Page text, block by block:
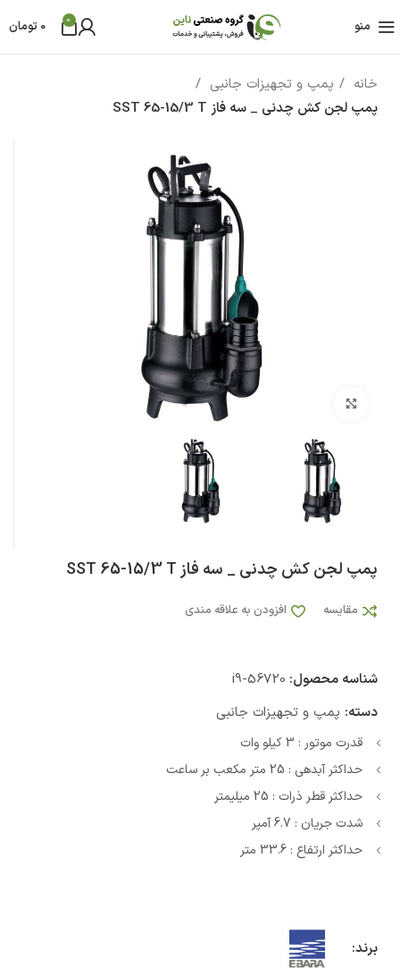
منو 0
0 تومان
خانه
پمپ و تجهیزات جانبی
پمپ لجن کش چدنی _ سه فاز SST 65-15/3 T
پمپ لجن کش چدنی _ سه فاز SST 65-15/3 T
مقایسه افزودن به علاقه مندی
شناسه محصول: i9-56720
دسته: پمپ و تجهیزات جانبی
قدرت موتور : 3 کیلو وات
حداکثر آبدهی : 25 متر مکعب بر ساعت
حداکثر قطر ذرات : 25 میلیمتر
شدت جریان : 6.7 آمپر
حداکثر ارتفاع : 33.6 متر
برند: